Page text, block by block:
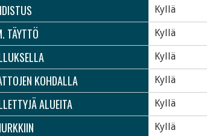
Kyllä
TÄYTTÖ Kyllä
Kyllä
KOHDALLA Kyllä
ALUEITA Kyllä
Kyllä